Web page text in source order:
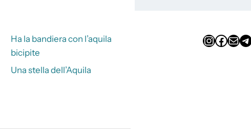
Ha la bandiera con l’aquila
bicipite
Una stella dell’Aquila
InstagramFacebook Email Telegram